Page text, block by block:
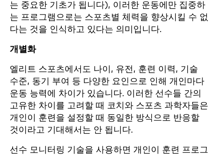
는 중요한 기초가 됩니다), 이러한 운동에만 집중하
는 프로그램으로는 스포츠별 체력을 향상시킬 수 없
다는 것을 인식하고 있다는 의미입니다.
개별화
엘리트 스포츠에서도 나이, 유전, 훈련 이력, 기술
수준, 동기 부여 등 다양한 요인으로 인해 개인마다
운동 능력에 차이가 있습니다. 이러한 선수들 간의
고유한 차이를 고려할 때 코치와 스포츠 과학자들은
개인이 훈련을 설정할 때 동일한 방식으로 반응할
것이라고 기대해서는 안 됩니다.
선수 모니터링 기술을 사용하면 개인이 훈련 프로그